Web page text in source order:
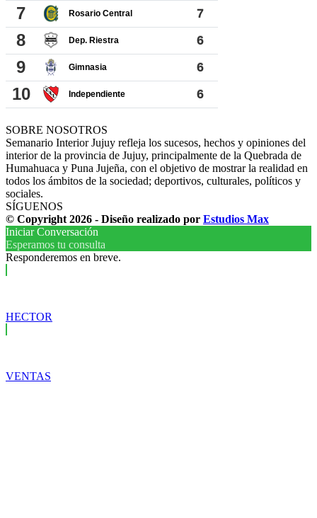
SOBRE NOSOTROS
Semanario Interior Jujuy refleja los sucesos, hechos y opiniones del
interior de la provincia de Jujuy, principalmente de la Quebrada de
Humahuaca y Puna Jujeña, con el objetivo de mostrar la realidad en
todos los ámbitos de la sociedad; deportivos, culturales, políticos y
sociales.
SÍGUENOS
© Copyright 2026 - Diseño realizado por Estudios Max
Iniciar Conversación
Esperamos tu consulta
Responderemos en breve.
HECTOR
VENTAS